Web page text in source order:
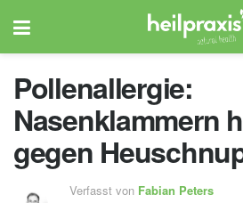
Pollenallergie:
Nasenklammern
gegen
Verfasst von Fabian Peters